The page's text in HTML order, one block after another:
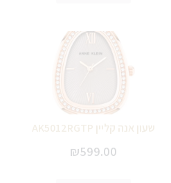
שעון אנה קליין AK5012RGTP
₪599.00